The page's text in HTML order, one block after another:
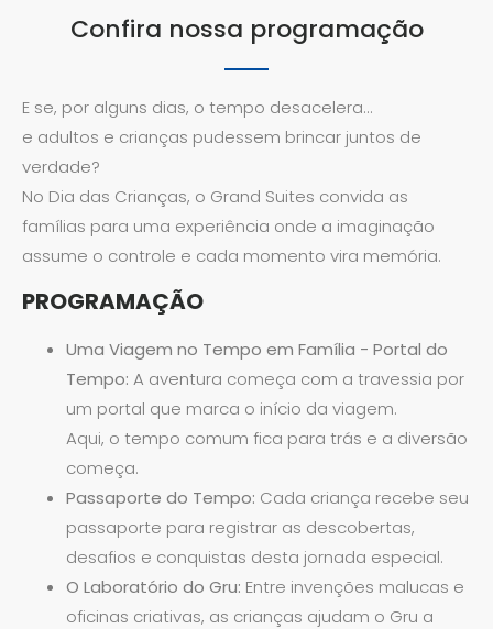
Confira nossa programação
E se, por alguns dias, o tempo desacelera…
e adultos e crianças pudessem brincar juntos de
verdade?
No Dia das Crianças, o Grand Suites convida as
famílias para uma experiência onde a imaginação
assume o controle e cada momento vira memória.
PROGRAMAÇÃO
Uma Viagem no Tempo em Família - Portal do
Tempo: A aventura começa com a travessia por
um portal que marca o início da viagem.
Aqui, o tempo comum fica para trás e a diversão
começa.
Passaporte do Tempo: Cada criança recebe seu
passaporte para registrar as descobertas,
desafios e conquistas desta jornada especial.
O Laboratório do Gru: Entre invenções malucas e
oficinas criativas, as crianças ajudam o Gru a